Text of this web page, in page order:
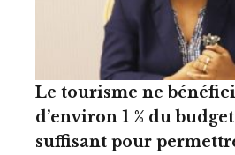
Le tourisme ne
d’environ 1 % du
suffisant pour